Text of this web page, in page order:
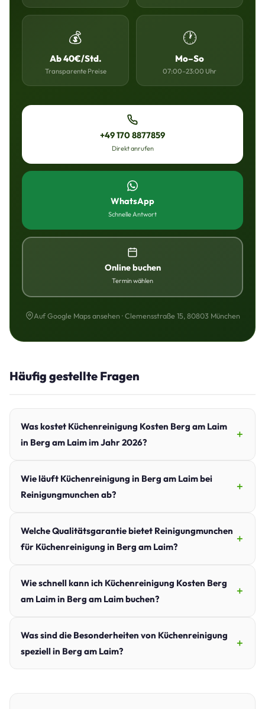
💰
Ab 40€/Std.
Transparente Preise
🕐
Mo–So
07:00–23:00 Uhr
+49 170 8877859
Direkt anrufen
WhatsApp
Schnelle Antwort
Online buchen
Termin wählen
Auf Google Maps ansehen · Clemensstraße 15, 80803 München
Häufig gestellte Fragen
Was kostet Küchenreinigung Kosten Berg am Laim
in Berg am Laim im Jahr 2026?
Wie läuft Küchenreinigung in Berg am Laim bei
Reinigungmunchen ab?
Welche Qualitätsgarantie bietet Reinigungmunchen
für Küchenreinigung in Berg am Laim?
Wie schnell kann ich Küchenreinigung Kosten Berg
am Laim in Berg am Laim buchen?
Was sind die Besonderheiten von Küchenreinigung
speziell in Berg am Laim?